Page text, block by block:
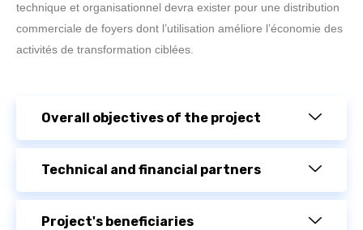
technique et organisationnel devra exister pour une distribution
commerciale de foyers dont l’utilisation améliore l’économie des
activités de transformation ciblées.
Overall objectives of the project
Technical and financial partners
Project's beneficiaries